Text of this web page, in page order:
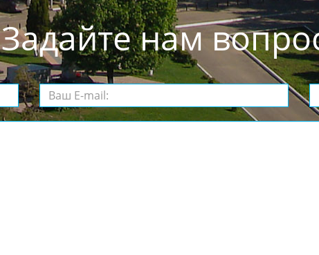
Задайте нам